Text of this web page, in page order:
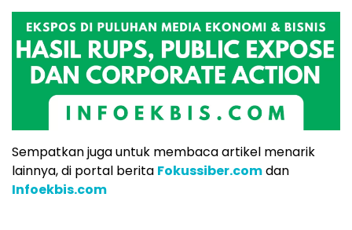
Sempatkan juga untuk membaca artikel menarik
lainnya, di portal berita Fokussiber.comdan
Infoekbis.com